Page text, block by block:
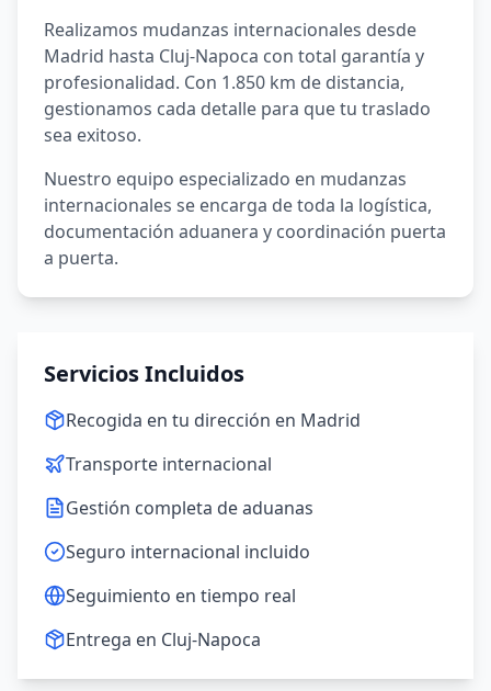
Realizamos mudanzas internacionales desde
Madrid hasta Cluj-Napoca con total garantía y
profesionalidad. Con 1.850 km de distancia,
gestionamos cada detalle para que tu traslado
sea exitoso.
Nuestro equipo especializado en mudanzas
internacionales se encarga de toda la logística,
documentación aduanera y coordinación puerta
a puerta.
Servicios Incluidos
Recogida en tu dirección en Madrid
Transporte internacional
Gestión completa de aduanas
Seguro internacional incluido
Seguimiento en tiempo real
Entrega en Cluj-Napoca